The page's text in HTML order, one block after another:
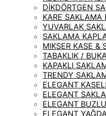
DİKDÖRTGEN
KARE SAKLAMA
YUVARLAK
SAKLAMA
MIKSER KASE &
TABAKLIK /
KAPAKLI
TRENDY
ELEGANT
ELEGANT
ELEGANT
ELEGANT